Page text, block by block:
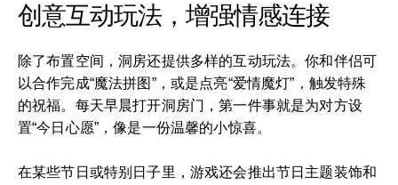
创意互动玩法，增强情感连接
除了布置空间，洞房还提供多样的互动玩法。你和伴侣可
以合作完成“魔法拼图”，或是点亮“爱情魔灯”，触发特殊
的祝福。每天早晨打开洞房门，第一件事就是为对方设
置“今日心愿”，像是一份温馨的小惊喜。
在某些节日或特别日子里，游戏还会推出节日主题装饰和